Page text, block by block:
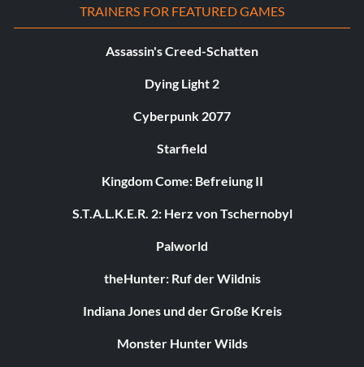
TRAINERS FOR FEATURED GAMES
Assassin's Creed-Schatten
Dying Light 2
Cyberpunk 2077
Starfield
Kingdom Come: Befreiung II
S.T.A.L.K.E.R. 2: Herz von Tschernobyl
Palworld
theHunter: Ruf der Wildnis
Indiana Jones und der Große Kreis
Monster Hunter Wilds